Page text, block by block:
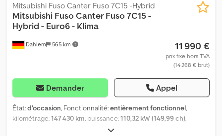
Dahlem 565 km
Mitsubishi Fuso Canter Fuso 7C15 -Hybrid
Mitsubishi FusoCanter Fuso 7C15 -
Hybrid - Euro6 - Klima
11 990 €
prix fixe hors TVA
(14 268 € brut)
Demander Appel
État:d'occasion, Fonctionnalité:entièrement fonctionnel,
kilométrage:147 430 km, puissance:110,32 kW (149,99 ch),
01/2017